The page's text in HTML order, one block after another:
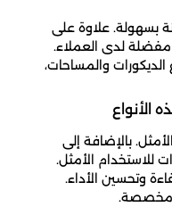
بسهولة. علاوة على
مفضلة لدى العملاء.
والمساحات،
الأنواع
بالإضافة إلى
للاستخدام الأمثل.
وتحسين الأداء.
مخصصة.